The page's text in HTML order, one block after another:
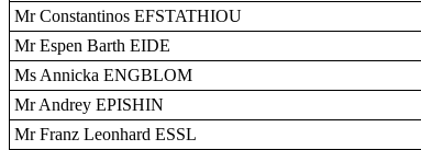
Mr Constantinos EFSTATHIOU
Mr Espen Barth EIDE
Ms Annicka ENGBLOM
Mr Andrey EPISHIN
Mr Franz Leonhard ESSL